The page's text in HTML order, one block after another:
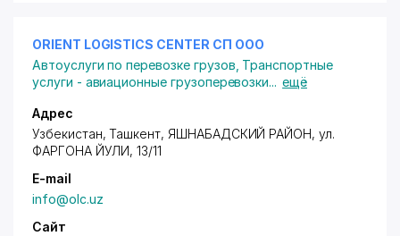
ORIENT LOGISTICS CENTER СП ООО
Автоуслуги по перевозке грузов Транспортные
услуги - авиационные грузоперевозки... ещё
Адрес
Узбекистан, Ташкент, ЯШНАБАДСКИЙ РАЙОН, ул.
ФАРГОНА ЙУЛИ, 13/11
E-mail
info@olc.uz
Сайт